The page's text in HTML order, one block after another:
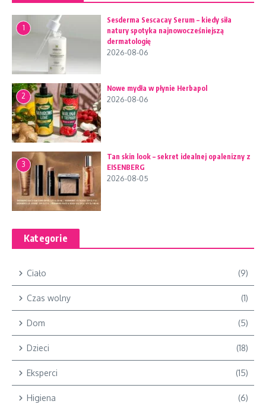
1
Sesderma Sescacay Serum – kiedy siła
natury spotyka najnowocześniejszą
dermatologię
2026-08-06
2
Nowe mydła w płynie Herbapol
2026-08-06
3
Tan skin look – sekret idealnej opalenizny z
EISENBERG
2026-08-05
Kategorie
Ciało (9)
Czas wolny (1)
Dom (5)
Dzieci (18)
Eksperci (15)
Higiena (6)